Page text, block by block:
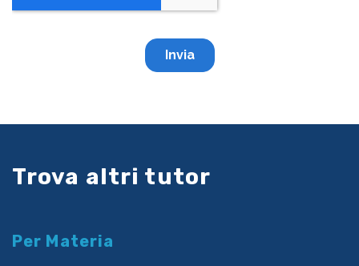
Trova altri tutor
Per Materia